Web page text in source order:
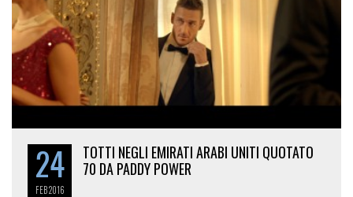
24
FEB2016
TOTTI NEGLI EMIRATI ARABI UNITI QUOTATO
70 DA PADDY POWER